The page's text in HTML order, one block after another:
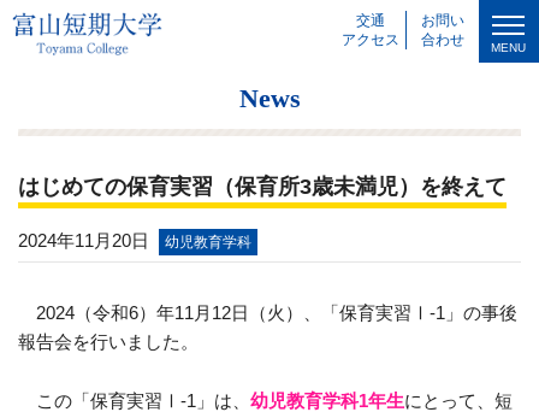
交通
アクセス
お問い
合わせ
MENU
News
はじめての保育実習（保育所3歳未満児）を終えて
2024年11月20日 幼児教育学科
2024（令和6）年11月12日（火）、「保育実習Ⅰ‐1」の事後
報告会を行いました。
この「保育実習Ⅰ‐1」は、 幼児教育学科1年生にとって、短